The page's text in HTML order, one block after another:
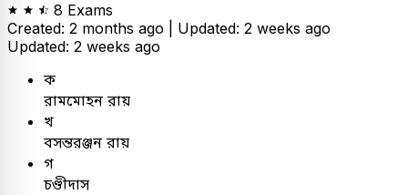
8 Exams
Created: 2 months ago | Updated: 2 weeks ago
Updated: 2 weeks ago
ক
রামমোহন রায়
খ
বসন্তরঞ্জন রায়
গ
চণ্ডীদাস